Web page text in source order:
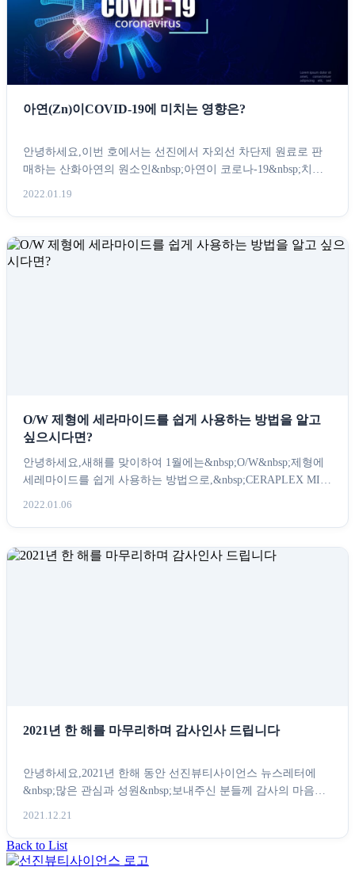
아연(Zn)이COVID-19에 미치는 영향은?
안녕하세요,이번 호에서는 선진에서 자외선 차단제 원료로 판
매하는 산화아연의 원소인&nbsp;아연이 코로나-19&nbsp;치료
2022.01.19
O/W 제형에 세라마이드를 쉽게 사용하는 방법을 알고
싶으시다면?
안녕하세요,새해를 맞이하여 1월에는&nbsp;O/W&nbsp;제형에
세레마이드를 쉽게 사용하는 방법으로,&nbsp;CERAPLEX MIX
2022.01.06
2021년 한 해를 마무리하며 감사인사 드립니다
안녕하세요,2021년 한해 동안 선진뷰티사이언스 뉴스레터에
&nbsp;많은 관심과 성원&nbsp;보내주신 분들께 감사의 마음을
2021.12.21
Back to List